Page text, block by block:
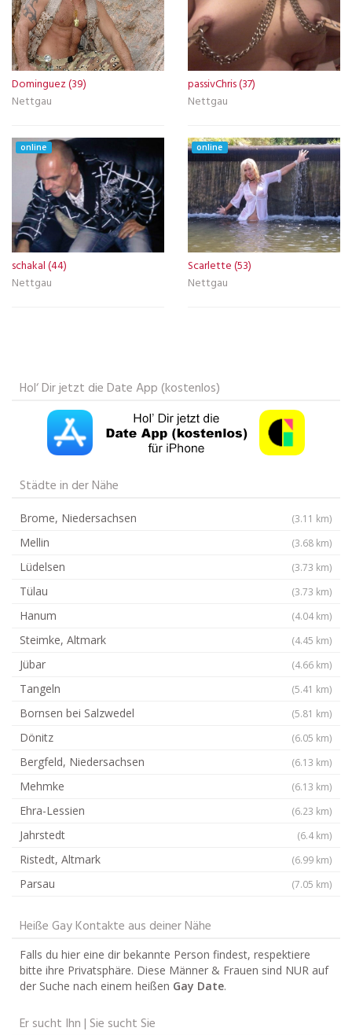
Dominguez (39)
Nettgau
passivChris (37)
Nettgau
online
schakal (44)
Nettgau
online
Scarlette (53)
Nettgau
Hol‘ Dir jetzt die Date App (kostenlos)
Städte in der Nähe
Brome, Niedersachsen (3.11 km)
Mellin (3.68 km)
Lüdelsen (3.73 km)
Tülau (3.73 km)
Hanum (4.04 km)
Steimke, Altmark (4.45 km)
Jübar (4.66 km)
Tangeln (5.41 km)
Bornsen bei Salzwedel (5.81 km)
Dönitz (6.05 km)
Bergfeld, Niedersachsen (6.13 km)
Mehmke (6.13 km)
Ehra-Lessien (6.23 km)
Jahrstedt (6.4 km)
Ristedt, Altmark (6.99 km)
Parsau (7.05 km)
Heiße Gay Kontakte aus deiner Nähe
Falls du hier eine dir bekannte Person findest, respektiere
bitte ihre Privatsphäre. Diese Männer & Frauen sind NUR auf
der Suche nach einem heißen Gay Date.
Er sucht Ihn | Sie sucht Sie